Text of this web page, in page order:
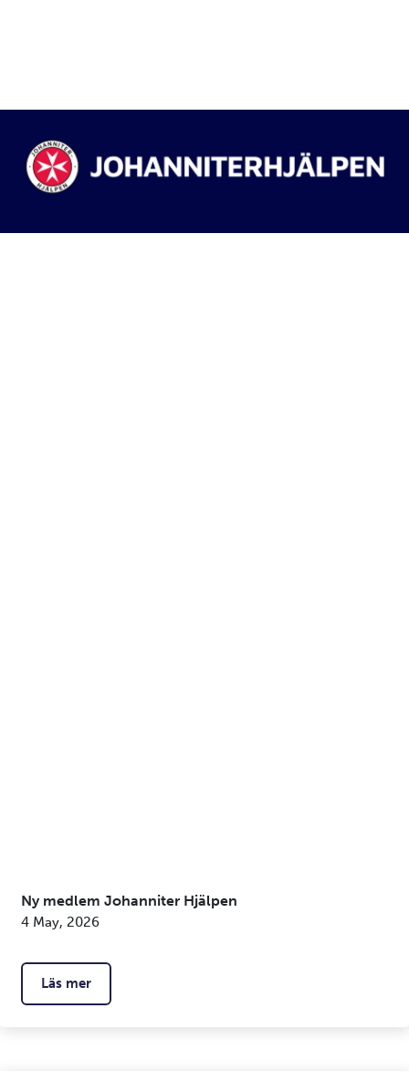
Ny medlem Johanniter Hjälpen
4 May, 2026
Läs mer